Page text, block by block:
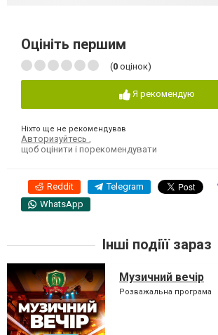
Оцініть першим
(0 оцінок)
Я рекомендую
Ніхто ще не рекомендував
Авторизуйтесь
щоб оцінити і порекомендувати
Reddit Telegram
WhatsApp
Інші подіїї зараз
Музичний вечір
Розважальна програма